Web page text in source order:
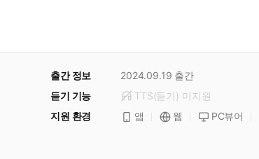
출간 정보 2024.09.19 출간
듣기 기능
TTS(듣기) 미지원
지원 환경
앱 웹 PC뷰어